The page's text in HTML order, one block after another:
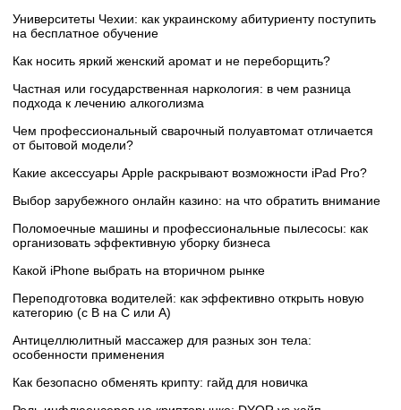
Университеты Чехии: как украинскому абитуриенту поступить
на бесплатное обучение
Как носить яркий женский аромат и не переборщить?
Частная или государственная наркология: в чем разница
подхода к лечению алкоголизма
Чем профессиональный сварочный полуавтомат отличается
от бытовой модели?
Какие аксессуары Apple раскрывают возможности iPad Pro?
Выбор зарубежного онлайн казино: на что обратить внимание
Поломоечные машины и профессиональные пылесосы: как
организовать эффективную уборку бизнеса
Какой iPhone выбрать на вторичном рынке
Переподготовка водителей: как эффективно открыть новую
категорию (с B на C или А)
Антицеллюлитный массажер для разных зон тела:
особенности применения
Как безопасно обменять крипту: гайд для новичка